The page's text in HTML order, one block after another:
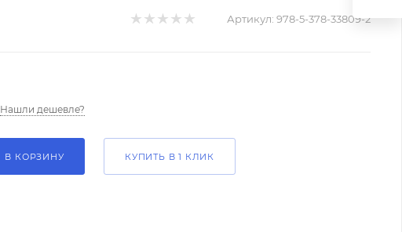
Артикул: 978-5-378-33809-2
Нашли дешевле?
В КОРЗИНУ КУПИТЬ В 1 КЛИК